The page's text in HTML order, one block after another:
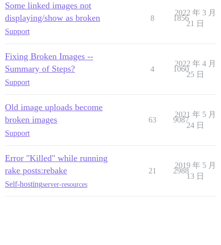
Some linked images not
displaying/show as broken
Support
8 1856
2022 年 3 月
21 日
Fixing Broken Images --
Summary of Steps?
Support
4 1060
2022 年 4 月
25 日
Old image uploads become
broken images
Support
63 9087
2021 年 5 月
24 日
Error "Killed" while running
rake posts:rebake
Self-hostingserver-resources
21 2988
2019 年 5 月
13 日